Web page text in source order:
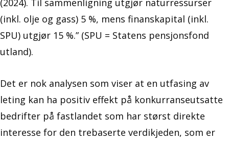
(2024). Til sammenligning utgjør naturressurser
(inkl. olje og gass) 5 %, mens finanskapital (inkl.
SPU) utgjør 15 %.” (SPU = Statens pensjonsfond
utland).
Det er nok analysen som viser at en utfasing av
leting kan ha positiv effekt på konkurranseutsatte
bedrifter på fastlandet som har størst direkte
interesse for den trebaserte verdikjeden, som er